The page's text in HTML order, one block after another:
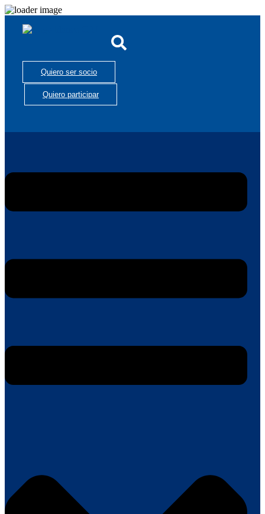
Quiero ser socio
Quiero participar